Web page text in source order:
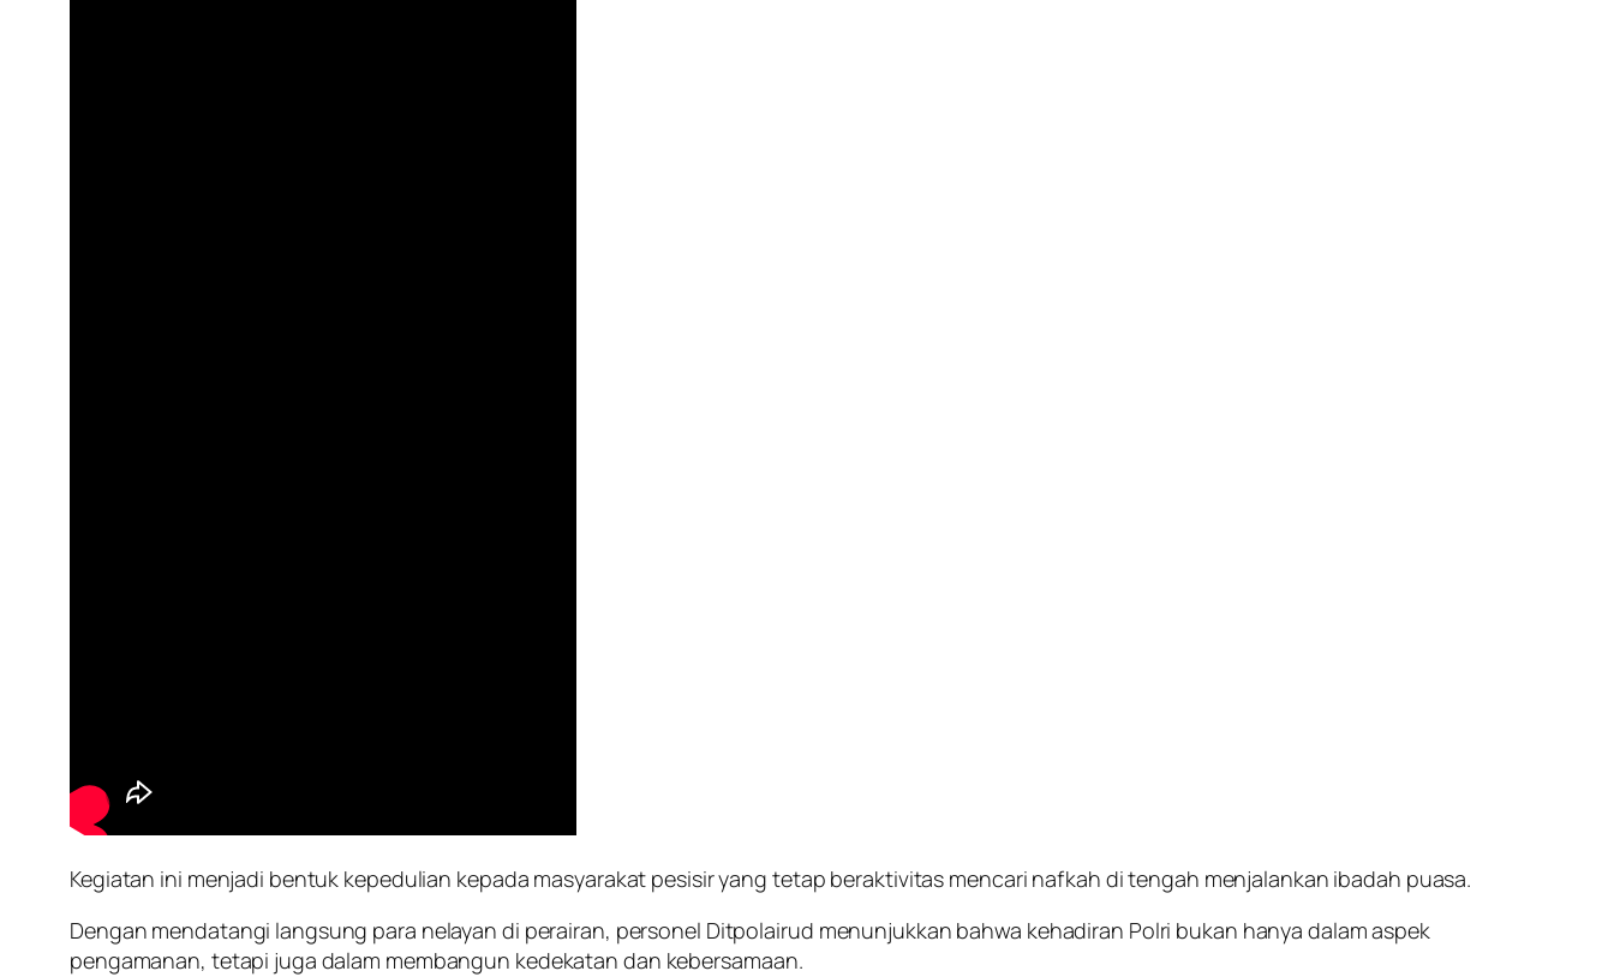
Kegiatan ini menjadi bentuk kepedulian kepada masyarakat pesisir yang tetap beraktivitas mencari nafkah di tengah menjalankan ibadah puasa.
Dengan mendatangi langsung para nelayan di perairan, personel Ditpolairud menunjukkan bahwa kehadiran Polri bukan hanya dalam aspek
pengamanan, tetapi juga dalam membangun kedekatan dan kebersamaan.